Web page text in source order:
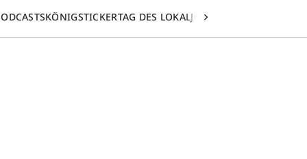
KÖNIGSTICKERTAG DES LOKALJOURNALISMUS